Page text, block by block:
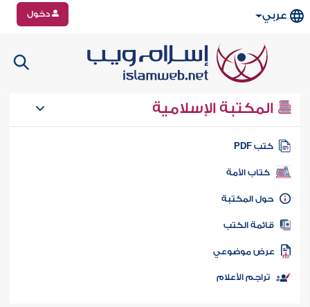
عربي دخول
المكتبة الإسلامية
كتب PDF
كتاب الأمة
المكتبة
الكتب
موضوعي